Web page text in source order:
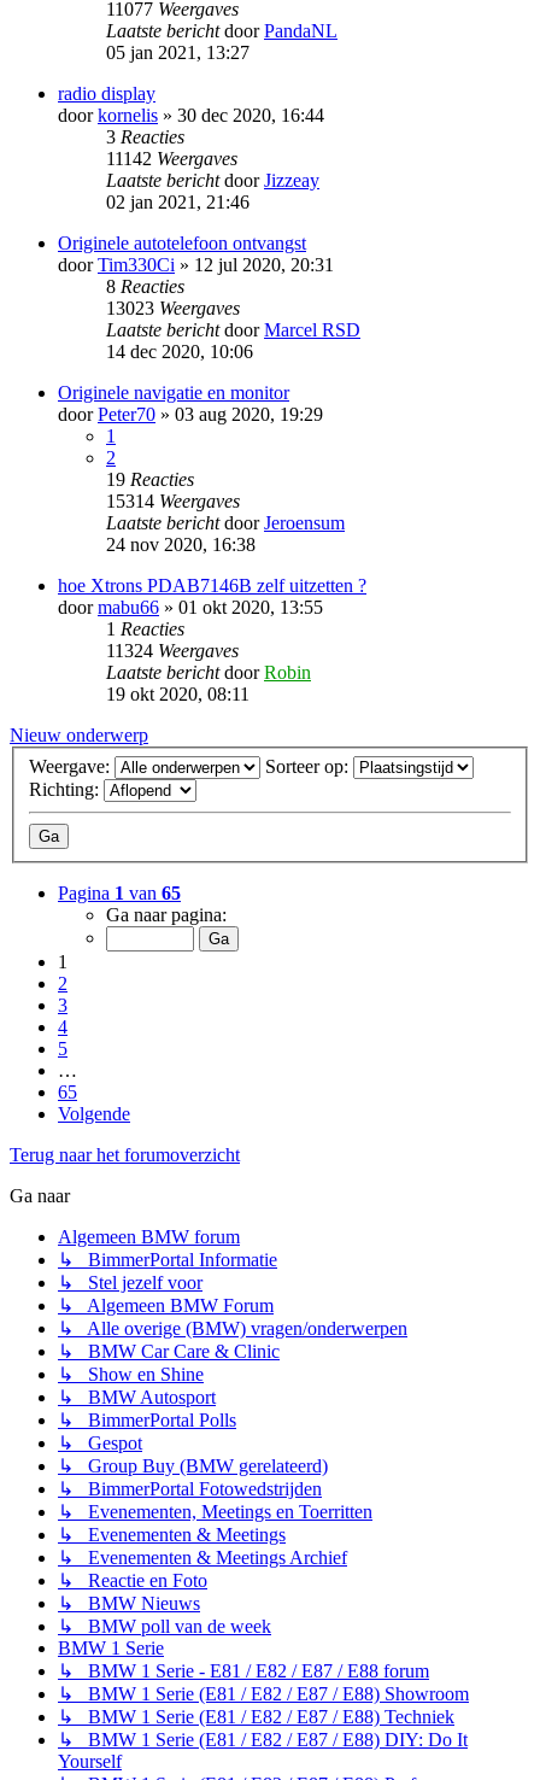
11077 Weergaves
Laatste berichtdoorPandaNL
05 jan 2021, 13:27
radio display
doorkornelis » 30 dec 2020, 16:44
3 Reacties
11142 Weergaves
Laatste berichtdoorJizzeay
02 jan 2021, 21:46
Originele autotelefoon ontvangst
doorTim330Ci » 12 jul 2020, 20:31
8 Reacties
13023 Weergaves
Laatste berichtdoorMarcel RSD
14 dec 2020, 10:06
Originele navigatie en monitor
doorPeter70 » 03 aug 2020, 19:29
1
2
19 Reacties
15314 Weergaves
Laatste berichtdoorJeroensum
24 nov 2020, 16:38
hoe Xtrons PDAB7146B zelf uitzetten ?
doormabu66 » 01 okt 2020, 13:55
1 Reacties
11324 Weergaves
Laatste berichtdoorRobin
19 okt 2020, 08:11
Nieuw onderwerp
Weergave:
Sorteer op:
Richting:
Pagina 1 van 65
Ga naar pagina:
1
2
3
4
5
…
65
Volgende
Terug naar het forumoverzicht
Ga naar
Algemeen BMW forum
↳ BimmerPortal Informatie
↳ Stel jezelf voor
↳ Algemeen BMW Forum
↳ Alle overige (BMW) vragen/onderwerpen
↳ BMW Car Care & Clinic
↳ Show en Shine
↳ BMW Autosport
↳ BimmerPortal Polls
↳ Gespot
↳ Group Buy (BMW gerelateerd)
↳ BimmerPortal Fotowedstrijden
↳ Evenementen, Meetings en Toerritten
↳ Evenementen & Meetings
↳ Evenementen & Meetings Archief
↳ Reactie en Foto
↳ BMW Nieuws
↳ BMW poll van de week
BMW 1 Serie
↳ BMW 1 Serie - E81 / E82 / E87 / E88 forum
↳ BMW 1 Serie (E81 / E82 / E87 / E88) Showroom
↳ BMW 1 Serie (E81 / E82 / E87 / E88) Techniek
↳ BMW 1 Serie (E81 / E82 / E87 / E88) DIY: Do It
Yourself